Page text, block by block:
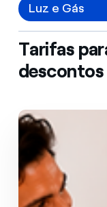
Luz e Gás
Tarifas